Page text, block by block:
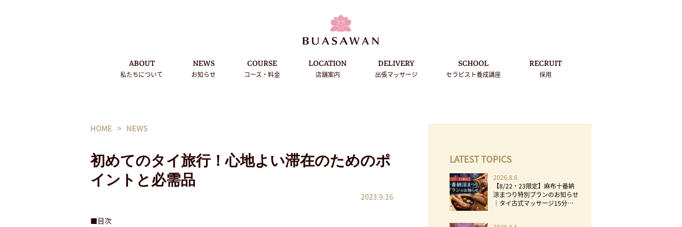
ABOUT
私たちについて
NEWS
お知らせ
COURSE
コース・料金
LOCATION
店舗案内
DELIVERY
出張マッサージ
SCHOOL
セラピスト養成講座
RECRUIT
採用
HOME > NEWS
初めてのタイ旅行！心地よい滞在のためのポ
イントと必需品
2023.9.16
■目次
LATEST TOPICS
2026.8.6
【8/22・23限定】麻布十番納
涼まつり特別プランのお知らせ
｜タイ古式マッサージ15分